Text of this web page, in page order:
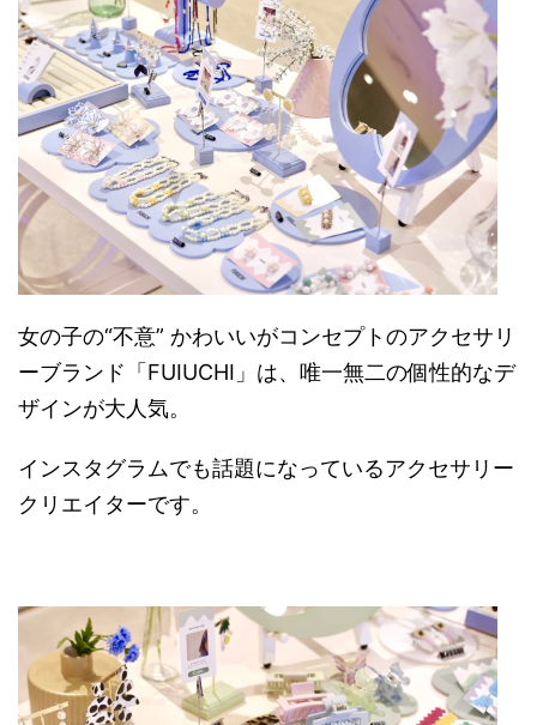
女の子の“不意” かわいいがコンセプトのアクセサリ
ーブランド​「FUIUCHI」は、唯一無二の個性的なデ
ザインが大人気。
インスタグラムでも話題になっているアクセサリー
クリエイターです。